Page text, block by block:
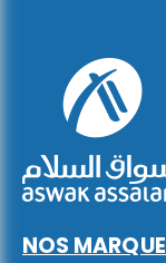
NOS